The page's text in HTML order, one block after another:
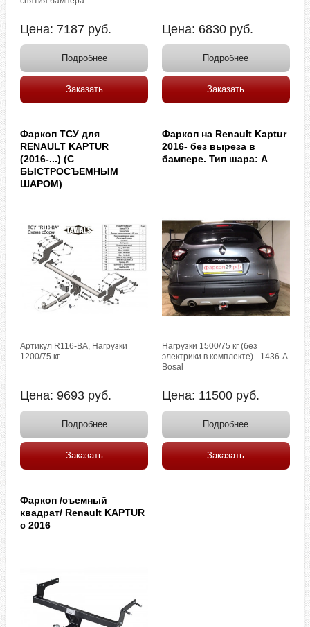
Цена: 7187 руб.
Подробнее
Заказать
Цена: 6830 руб.
Подробнее
Заказать
Фаркоп ТСУ для
RENAULT KAPTUR
(2016-...) (С
БЫСТРОСЪЕМНЫМ
ШАРОМ)
Артикул R116-BA, Нагрузки
1200/75 кг
Цена:9693 руб.
Подробнее
Заказать
Фаркоп на Renault Kaptur
2016- без выреза в
бампере. Тип шара: A
Нагрузки 1500/75 кг (без
электрики в комплекте) - 1436-A
Bosal
Цена: 11500 руб.
Подробнее
Заказать
Фаркоп /съемный
квадрат/ Renault KAPTUR
с 2016